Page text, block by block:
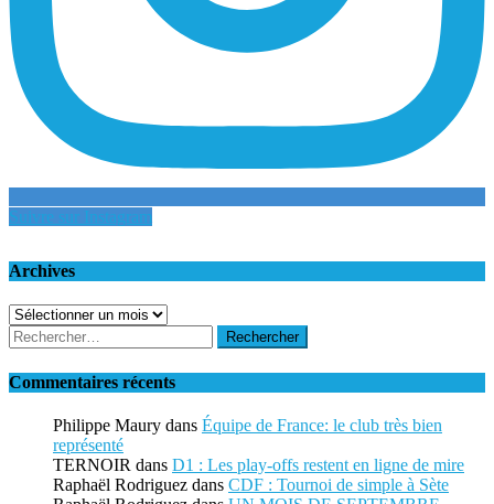
Suivre sur Instagram
Archives
Archives
Rechercher :
Commentaires récents
Philippe Maury dans Équipe de France: le club très bien
représenté
TERNOIR dans D1 : Les play-offs restent en ligne de mire
Raphaël Rodriguez dans CDF : Tournoi de simple à Sète